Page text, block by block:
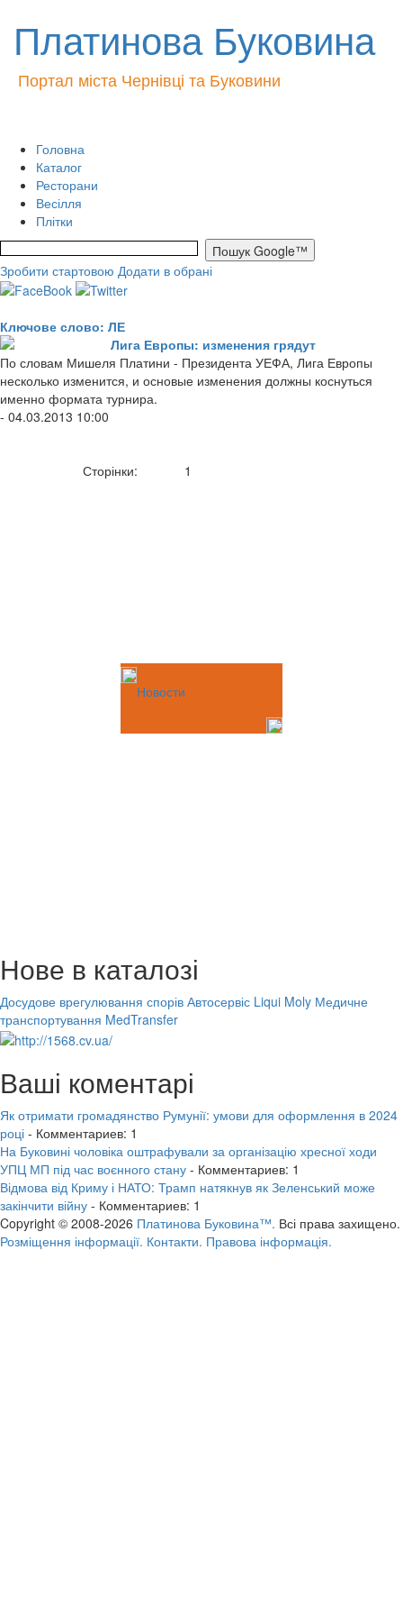
Платинова Буковина
Портал міста Чернівці та Буковини
Головна
Каталог
Ресторани
Весілля
Плітки
Зробити стартовою Додати в обрані
Ключове слово: ЛЕ
Лига Европы: изменения грядут
По словам Мишеля Платини - Президента УЕФА, Лига Европы
несколько изменится, и основые изменения должны коснуться
именно формата турнира.
- 04.03.2013 10:00
Сторінки: 1
Новости
Нове в каталозі
Досудове врегулювання спорів Автосервіс Liqui Moly Медичне
транспортування MedTransfer
Ваші коментарі
Як отримати громадянство Румунії: умови для оформлення в 2024
році - Комментариев: 1
На Буковині чоловіка оштрафували за організацію хресної ходи
УПЦ МП під час воєнного стану - Комментариев: 1
Відмова від Криму і НАТО: Трамп натякнув як Зеленський може
закінчити війну - Комментариев: 1
Copyright © 2008-2026 Платинова Буковина™. Всі права захищено.
Розміщення інформації. Контакти. Правова інформація.